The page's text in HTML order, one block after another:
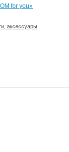
for you»
аксессуары